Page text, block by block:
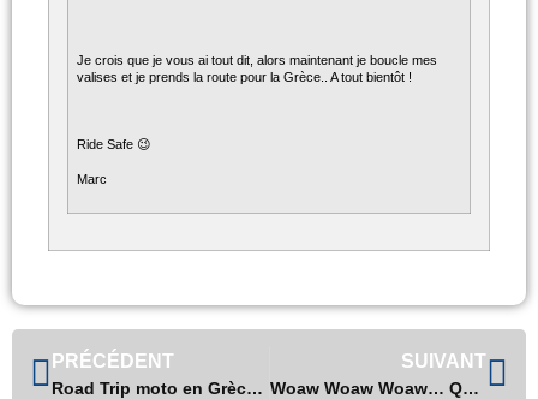
Je crois que je vous ai tout dit, alors maintenant je boucle mes
valises et je prends la route pour la Grèce.. A tout bientôt !
Ride Safe 😉
Marc
PRÉCÉDENT
Road Trip moto en Grèce : On boucle doucement mais sûrement nos valises pour le 21 mai prochain
SUIVANT
Woaw Woaw Woaw… Que dire…